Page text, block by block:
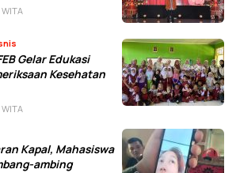
Gelar Edukasi
Kesehatan
Kapal, Mahasiswa
ambing